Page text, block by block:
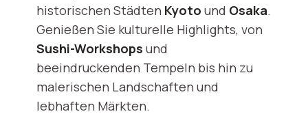
historischen Städten Kyoto und Osaka.
Genießen Sie kulturelle Highlights, von
Sushi-Workshops und
beeindruckenden Tempeln bis hin zu
malerischen Landschaften und
lebhaften Märkten.